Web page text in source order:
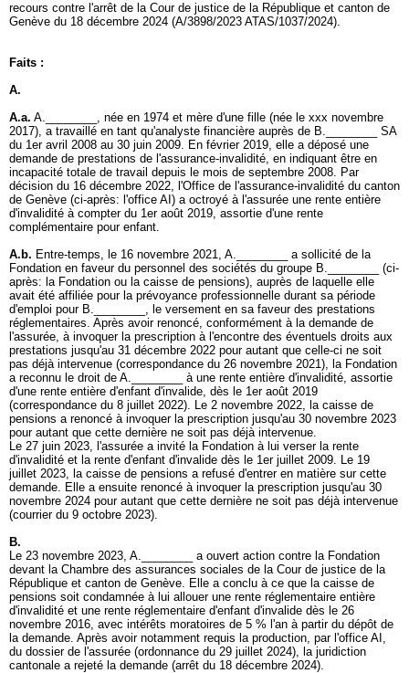
recours contre l'arrêt de la Cour de justice de la République et canton de
Genève du 18 décembre 2024 (A/3898/2023 ATAS/1037/2024).
Faits :
A.
A.a. A.________, née en 1974 et mère d'une fille (née le xxx novembre
2017), a travaillé en tant qu'analyste financière auprès de B.________ SA
du 1er avril 2008 au 30 juin 2009. En février 2019, elle a déposé une
demande de prestations de l'assurance-invalidité, en indiquant être en
incapacité totale de travail depuis le mois de septembre 2008. Par
décision du 16 décembre 2022, l'Office de l'assurance-invalidité du canton
de Genève (ci-après: l'office AI) a octroyé à l'assurée une rente entière
d'invalidité à compter du 1er août 2019, assortie d'une rente
complémentaire pour enfant.
A.b. Entre-temps, le 16 novembre 2021, A.________ a sollicité de la
Fondation en faveur du personnel des sociétés du groupe B.________ (ci-
après: la Fondation ou la caisse de pensions), auprès de laquelle elle
avait été affiliée pour la prévoyance professionnelle durant sa période
d'emploi pour B.________, le versement en sa faveur des prestations
réglementaires. Après avoir renoncé, conformément à la demande de
l'assurée, à invoquer la prescription à l'encontre des éventuels droits aux
prestations jusqu'au 31 décembre 2022 pour autant que celle-ci ne soit
pas déjà intervenue (correspondance du 26 novembre 2021), la Fondation
a reconnu le droit de A.________ à une rente entière d'invalidité, assortie
d'une rente entière d'enfant d'invalide, dès le 1er août 2019
(correspondance du 8 juillet 2022). Le 2 novembre 2022, la caisse de
pensions a renoncé à invoquer la prescription jusqu'au 30 novembre 2023
pour autant que cette dernière ne soit pas déjà intervenue.
Le 27 juin 2023, l'assurée a invité la Fondation à lui verser la rente
d'invalidité et la rente d'enfant d'invalide dès le 1er juillet 2009. Le 19
juillet 2023, la caisse de pensions a refusé d'entrer en matière sur cette
demande. Elle a ensuite renoncé à invoquer la prescription jusqu'au 30
novembre 2024 pour autant que cette dernière ne soit pas déjà intervenue
(courrier du 9 octobre 2023).
B.
Le 23 novembre 2023, A.________ a ouvert action contre la Fondation
devant la Chambre des assurances sociales de la Cour de justice de la
République et canton de Genève. Elle a conclu à ce que la caisse de
pensions soit condamnée à lui allouer une rente réglementaire entière
d'invalidité et une rente réglementaire d'enfant d'invalide dès le 26
novembre 2016, avec intérêts moratoires de 5 % l'an à partir du dépôt de
la demande. Après avoir notamment requis la production, par l'office AI,
du dossier de l'assurée (ordonnance du 29 juillet 2024), la juridiction
cantonale a rejeté la demande (arrêt du 18 décembre 2024).